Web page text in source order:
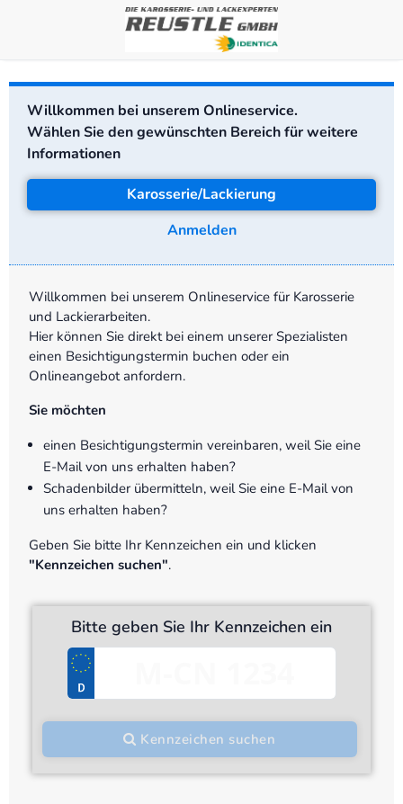
Willkommen bei unserem Onlineservice.
Wählen Sie den gewünschten Bereich für weitere
Informationen
Karosserie/Lackierung
Anmelden
Willkommen bei unserem Onlineservice für Karosserie
und Lackierarbeiten.
Hier können Sie direkt bei einem unserer Spezialisten
einen Besichtigungstermin buchen oder ein
Onlineangebot anfordern.
Sie möchten
einen Besichtigungstermin vereinbaren, weil Sie eine
E-Mail von uns erhalten haben?
Schadenbilder übermitteln, weil Sie eine E-Mail von
uns erhalten haben?
Geben Sie bitte Ihr Kennzeichen ein und klicken
"Kennzeichen suchen".
Bitte geben Sie Ihr Kennzeichen ein
Kennzeichen suchen